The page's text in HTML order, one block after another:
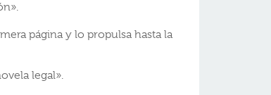
página y lo propulsa hasta la
legal».